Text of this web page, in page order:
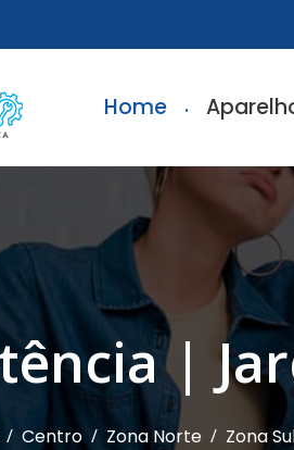
Home
|
/ Centro / Zona Norte / Zona